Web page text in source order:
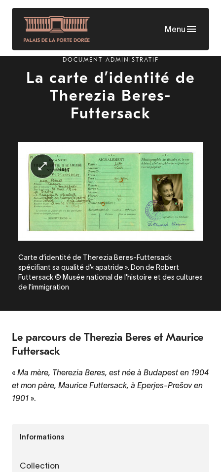
Aller
contenu
principal
Menu
DOCUMENT ADMINISTRATIF
La carte d’identité de
Therezia Beres-
Futtersack
Carte d’identité de Therezia Beres-Futtersack
spécifiant sa qualité d’« apatride ». Don de Robert
Futtersack © Musée national de l'histoire et des cultures
de l'immigration
Le parcours de Therezia Beres et Maurice
Futtersack
« Ma mère, Therezia Beres, est née à Budapest en 1904
et mon père, Maurice Futtersack, à Eperjes-Prešov en
1901 ».
Informations
Collection